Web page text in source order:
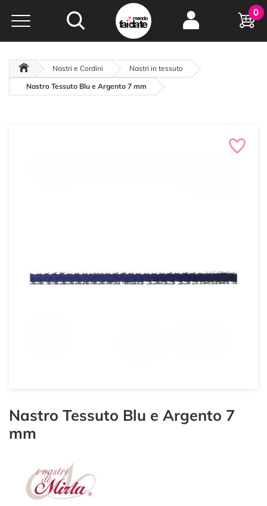
Hobby e
creatività...
oltre 15 anni online
0
Nastri e Cordini
Nastri in tessuto
Nastro Tessuto Blu e Argento 7 mm
Nastro Tessuto Blu e Argento 7
mm